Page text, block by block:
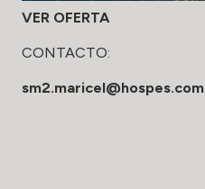
VER OFERTA
CONTACTO:
sm2.maricel@hospes.com